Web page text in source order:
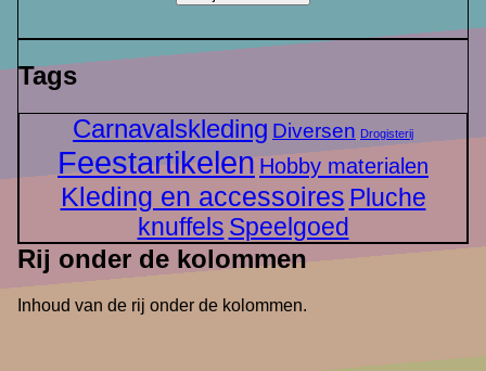
Tags
Carnavalskleding Diversen Drogisterij
Feestartikelen Hobby materialen
Kleding en accessoires Pluche
knuffels Speelgoed
Rij onder de kolommen
Inhoud van de rij onder de kolommen.